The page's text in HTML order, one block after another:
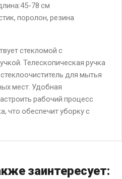
78 см
поролон, резина
стекломой с
Телескопическая ручка
для мытья
мест. Удобная
рабочий процесс
что обеспечит уборку с
заинтересует: